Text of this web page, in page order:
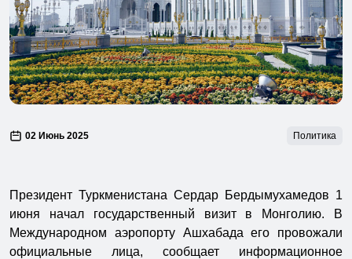
02 Июнь 2025 Политика
Президент Туркменистана Сердар Бердымухамедов 1
июня начал государственный визит в Монголию. В
Международном аэропорту Ашхабада его провожали
официальные лица, сообщает информационное